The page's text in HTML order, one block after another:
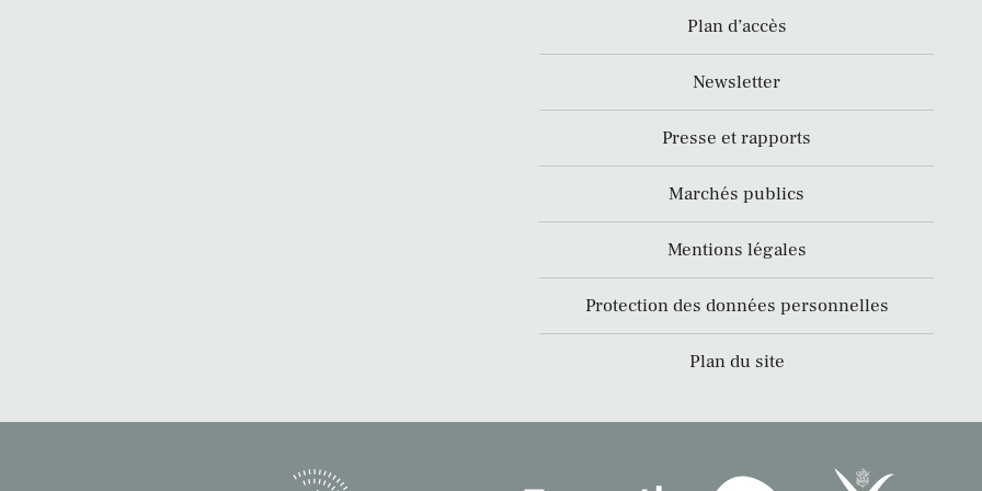
Plan d’accès
Newsletter
Presse et rapports
Marchés publics
Mentions légales
Protection des données personnelles
Plan du site